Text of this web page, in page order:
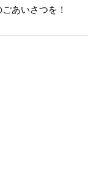
あいさつを！